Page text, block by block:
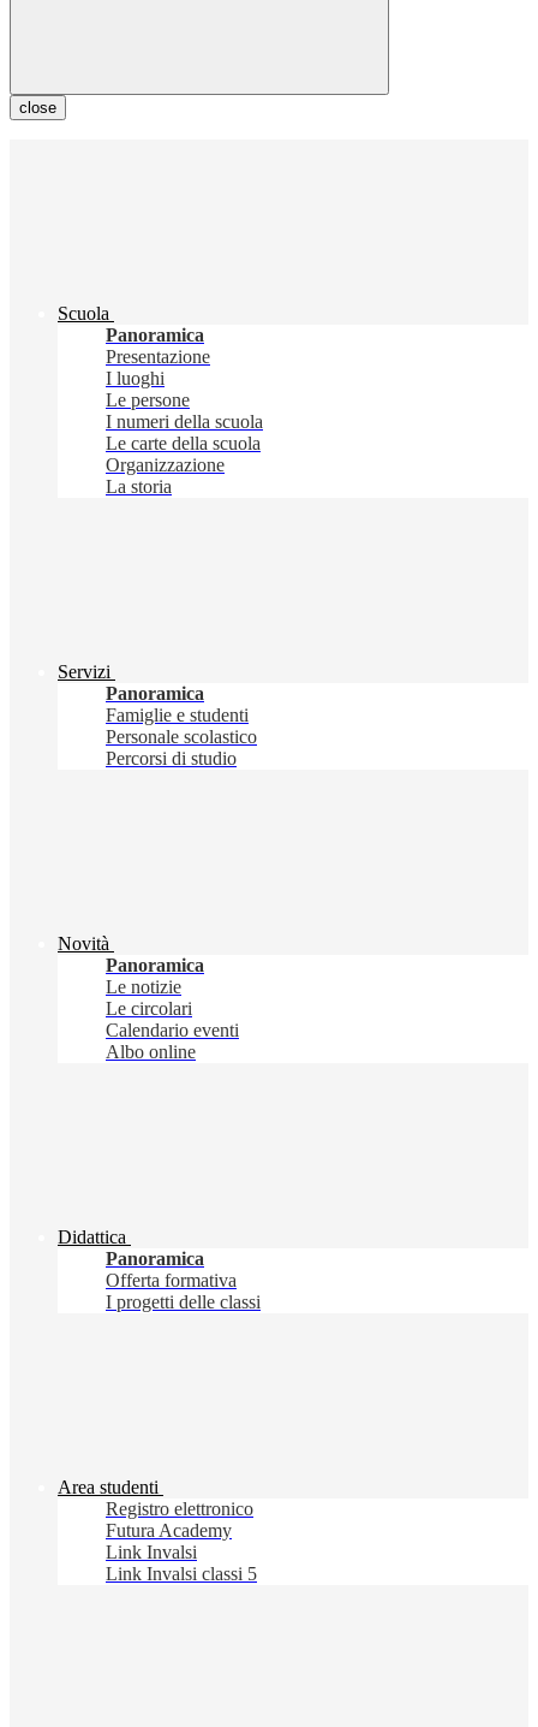
close
Scuola
Panoramica
Presentazione
I luoghi
Le persone
I numeri della scuola
Le carte della scuola
Organizzazione
La storia
Servizi
Panoramica
Famiglie e studenti
Personale scolastico
Percorsi di studio
Novità
Panoramica
Le notizie
Le circolari
Calendario eventi
Albo online
Didattica
Panoramica
Offerta formativa
I progetti delle classi
Area studenti
Registro elettronico
Futura Academy
Link Invalsi
Link Invalsi classi 5